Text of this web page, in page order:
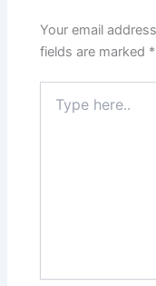
Your email
fields are marked *
here..